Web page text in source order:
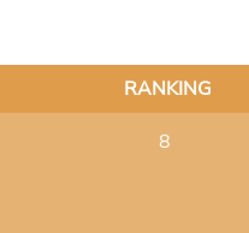
RANKING
8